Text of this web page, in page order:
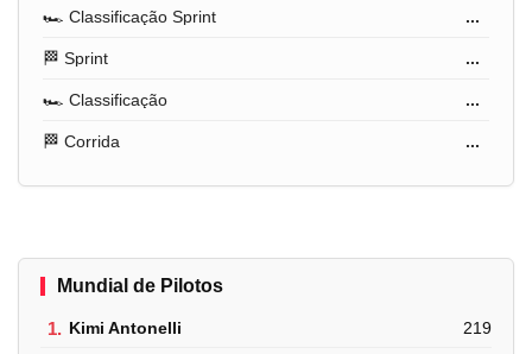
🏎️ Classificação Sprint ...
🏁 Sprint ...
🏎️ Classificação ...
🏁 Corrida ...
Mundial de Pilotos
1. Kimi Antonelli 219